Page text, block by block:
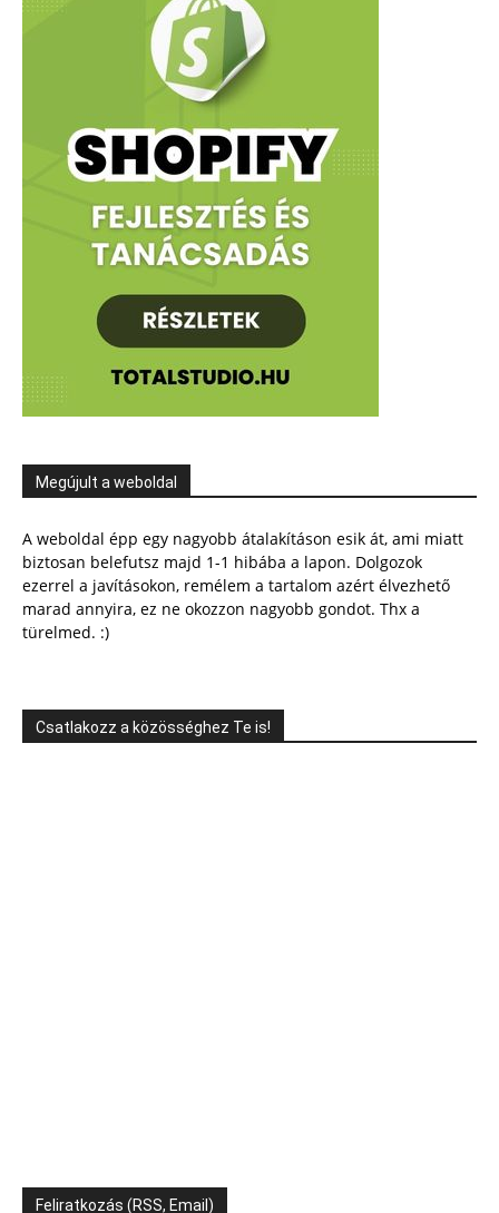
Megújult a weboldal
A weboldal épp egy nagyobb átalakításon esik át, ami miatt
biztosan belefutsz majd 1-1 hibába a lapon. Dolgozok
ezerrel a javításokon, remélem a tartalom azért élvezhető
marad annyira, ez ne okozzon nagyobb gondot. Thx a
türelmed. :)
Csatlakozz a közösséghez Te is!
Feliratkozás (RSS, Email)